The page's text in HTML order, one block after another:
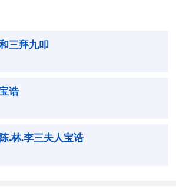
三拜九叩
诰
.林.李三夫人宝诰